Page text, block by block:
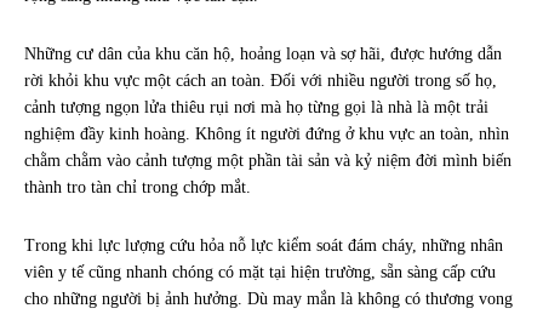
Những cư dân của khu căn hộ, hoảng loạn và sợ hãi, được hướng dẫn
rời khỏi khu vực một cách an toàn. Đối với nhiều người trong số họ,
cảnh tượng ngọn lửa thiêu rụi nơi mà họ từng gọi là nhà là một trải
nghiệm đầy kinh hoàng. Không ít người đứng ở khu vực an toàn, nhìn
chằm chằm vào cảnh tượng một phần tài sản và kỷ niệm đời mình biến
thành tro tàn chỉ trong chớp mắt.
Trong khi lực lượng cứu hỏa nỗ lực kiểm soát đám cháy, những nhân
viên y tế cũng nhanh chóng có mặt tại hiện trường, sẵn sàng cấp cứu
cho những người bị ảnh hưởng. Dù may mắn là không có thương vong